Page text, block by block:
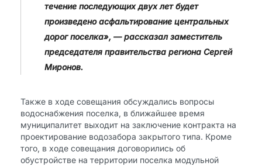
течение последующих двух лет будет
произведено асфальтирование центральных
дорог поселка», — рассказал заместитель
председателя правительства региона Сергей
Миронов.
Также в ходе совещания обсуждались вопросы
водоснабжения поселка, в ближайшее время
муниципалитет выходит на заключение контракта на
проектирование водозабора закрытого типа. Кроме
того, в ходе совещания договорились об
обустройстве на территории поселка модульной